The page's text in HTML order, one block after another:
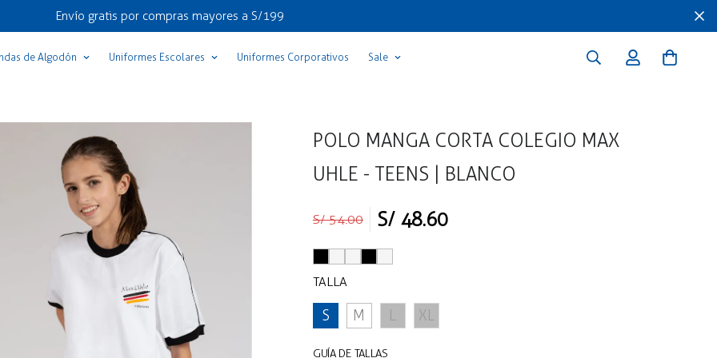
Envío gratis por compras mayores a S/199
de Algodón Uniformes Escolares Uniformes Corporativos Sale
POLO MANGA CORTA COLEGIO MAX
UHLE - TEENS | BLANCO
Precio
S/ 54.00
Precio
venta
S/ 48.60
TALLA
S M L XL
GUÍA DE TALLAS